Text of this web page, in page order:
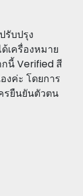
รับปรุง
เครื่องหมาย
กนี้ Verified สี
งค่ะ โดยการ
รยืนยันตัวตน